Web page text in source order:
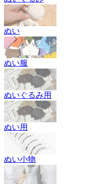
ぬい
ぬい服
ぬいぐるみ用
ぬい用
ぬい小物